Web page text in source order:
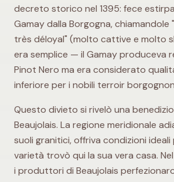
decreto storico nel 1395: fece
Gamay dalla Borgogna, chiamandole
très déloyal" (molto cattive e molto
era semplice — il Gamay produceva
Pinot Nero ma era considerato
inferiore per i nobili terroir
Questo divieto si rivelò una
Beaujolais. La regione meridionale
suoli granitici, offriva condizioni ideali
varietà trovò qui la sua vera casa.
i produttori di Beaujolais